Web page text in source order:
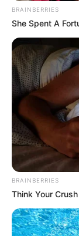
Крім того, в
виявили
на перемогу
До місця
органів.
Про факт
ознак
(Підроблення
бланків, збут
повідомлення
BRAINBERRIES
She Spent A
BRAINBERRIES
Think Your